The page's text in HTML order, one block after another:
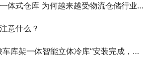
式仓库 为何越来越受物流仓储行业欢迎？
意什么？
一体智能立体冷库”安装完成，即将投入使用！